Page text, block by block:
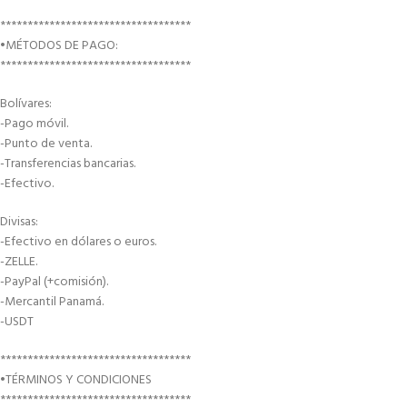
***********************************
•MÉTODOS DE PAGO:
***********************************
Bolívares:
-Pago móvil.
-Punto de venta.
-Transferencias bancarias.
-Efectivo.
Divisas:
-Efectivo en dólares o euros.
-ZELLE.
-PayPal (+comisión).
-Mercantil Panamá.
-USDT
***********************************
•TÉRMINOS Y CONDICIONES
***********************************